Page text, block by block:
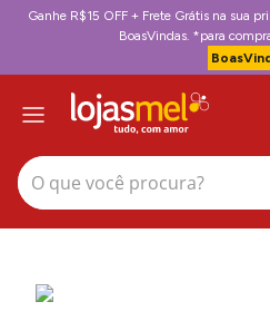
Ganhe R$15 OFF + Frete Grátis na sua
BoasVindas. *para
O que você procura?